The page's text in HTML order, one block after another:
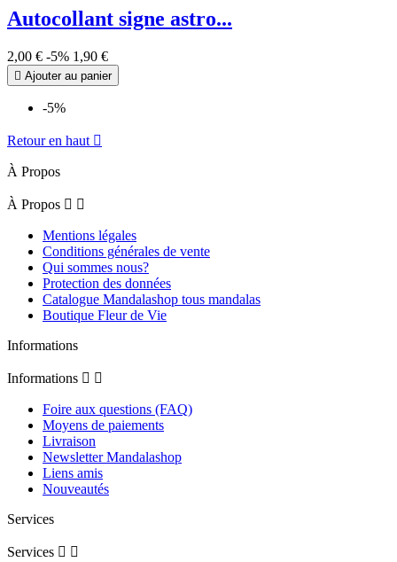
Autocollant signe astro...
2,00 € -5% 1,90 €
 Ajouter au panier
-5%
Retour en haut 
À Propos
À Propos  
Mentions légales
Conditions générales de vente
Qui sommes nous?
Protection des données
Catalogue Mandalashop tous mandalas
Boutique Fleur de Vie
Informations
Informations  
Foire aux questions (FAQ)
Moyens de paiements
Livraison
Newsletter Mandalashop
Liens amis
Nouveautés
Services
Services  